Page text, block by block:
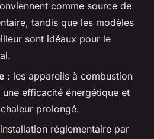
comme source de
tandis que les modèles
sont idéaux pour le
: les appareils à combustion
une efficacité énergétique et
prolongé.
réglementaire par